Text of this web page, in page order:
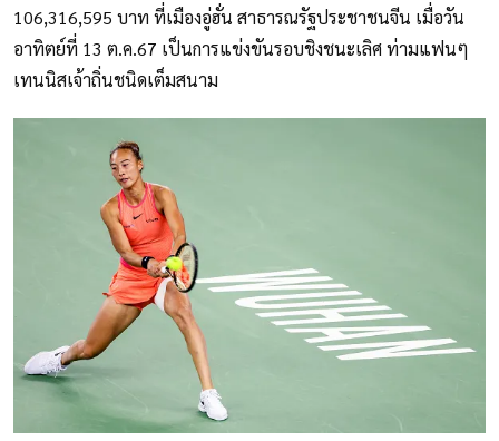
106,316,595 บาท ที่เมืองอู่ฮั่น สาธารณรัฐประชาชนจีน เมื่อวัน
อาทิตย์ที่ 13 ต.ค.67 เป็นการแข่งขันรอบชิงชนะเลิศ ท่ามแฟนๆ
เทนนิสเจ้าถิ่นชนิดเต็มสนาม